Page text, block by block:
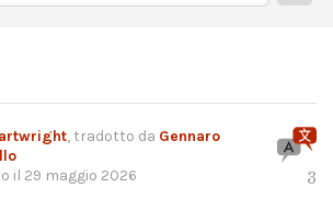
, tradotto da Gennaro
il 29 maggio 2026 3